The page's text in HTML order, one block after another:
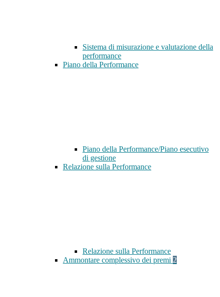
Sistema di misurazione e valutazione della
performance
Piano della Performance
Piano della Performance/Piano esecutivo
di gestione
Relazione sulla Performance
Relazione sulla Performance
Ammontare complessivo dei premi 2